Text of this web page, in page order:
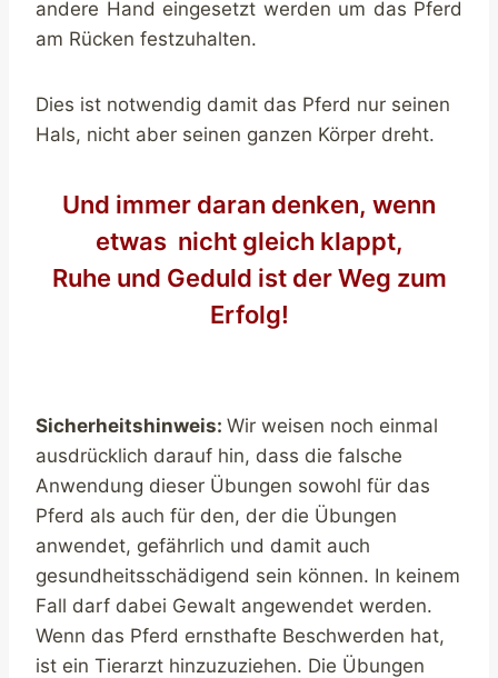
andere Hand eingesetzt werden um das Pferd
am Rücken festzuhalten.
Dies ist notwendig damit das Pferd nur seinen
Hals, nicht aber seinen ganzen Körper dreht.
Und immer daran denken, wenn
etwas nicht gleich klappt,
Ruhe und Geduld ist der Weg zum
Erfolg!
Sicherheitshinweis: Wir weisen noch einmal
ausdrücklich darauf hin, dass die falsche
Anwendung dieser Übungen sowohl für das
Pferd als auch für den, der die Übungen
anwendet, gefährlich und damit auch
gesundheitsschädigend sein können. In keinem
Fall darf dabei Gewalt angewendet werden.
Wenn das Pferd ernsthafte Beschwerden hat,
ist ein Tierarzt hinzuzuziehen. Die Übungen